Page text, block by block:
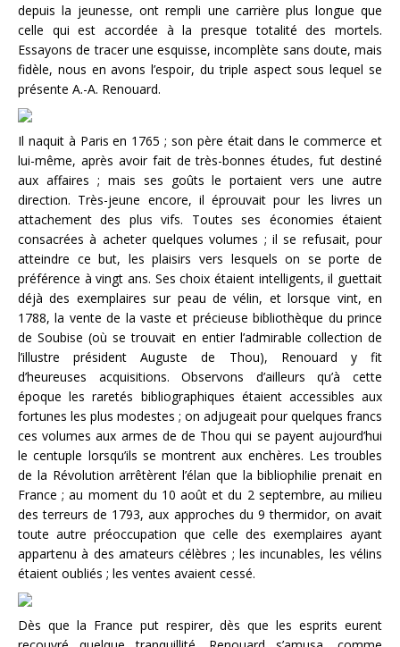
depuis la jeunesse, ont rempli une carrière plus longue que
celle qui est accordée à la presque totalité des mortels.
Essayons de tracer une esquisse, incomplète sans doute, mais
fidèle, nous en avons l’espoir, du triple aspect sous lequel se
présente A.-A. Renouard.
Il naquit à Paris en 1765 ; son père était dans le commerce et
lui-même, après avoir fait de très-bonnes études, fut destiné
aux affaires ; mais ses goûts le portaient vers une autre
direction. Très-jeune encore, il éprouvait pour les livres un
attachement des plus vifs. Toutes ses économies étaient
consacrées à acheter quelques volumes ; il se refusait, pour
atteindre ce but, les plaisirs vers lesquels on se porte de
préférence à vingt ans. Ses choix étaient intelligents, il guettait
déjà des exemplaires sur peau de vélin, et lorsque vint, en
1788, la vente de la vaste et précieuse bibliothèque du prince
de Soubise (où se trouvait en entier l’admirable collection de
l’illustre président Auguste de Thou), Renouard y fit
d’heureuses acquisitions. Observons d’ailleurs qu’à cette
époque les raretés bibliographiques étaient accessibles aux
fortunes les plus modestes ; on adjugeait pour quelques francs
ces volumes aux armes de de Thou qui se payent aujourd’hui
le centuple lorsqu’ils se montrent aux enchères. Les troubles
de la Révolution arrêtèrent l’élan que la bibliophilie prenait en
France ; au moment du 10 août et du 2 septembre, au milieu
des terreurs de 1793, aux approches du 9 thermidor, on avait
toute autre préoccupation que celle des exemplaires ayant
appartenu à des amateurs célèbres ; les incunables, les vélins
étaient oubliés ; les ventes avaient cessé.
Dès que la France put respirer, dès que les esprits eurent